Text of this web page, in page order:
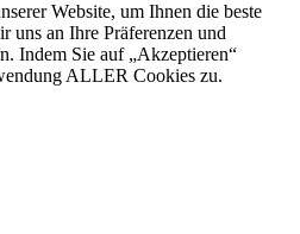
Website, um Ihnen die beste
uns an Ihre Präferenzen und
Indem Sie auf „Akzeptieren“
ALLER Cookies zu.